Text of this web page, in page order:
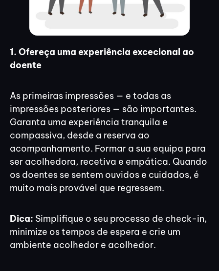
1. Ofereça uma experiência excecional ao
doente
As primeiras impressões — e todas as
impressões posteriores — são importantes.
Garanta uma experiência tranquila e
compassiva, desde a reserva ao
acompanhamento. Formar a sua equipa para
ser acolhedora, recetiva e empática. Quando
os doentes se sentem ouvidos e cuidados, é
muito mais provável que regressem.
Dica: Simplifique o seu processo de check-in,
minimize os tempos de espera e crie um
ambiente acolhedor e acolhedor.